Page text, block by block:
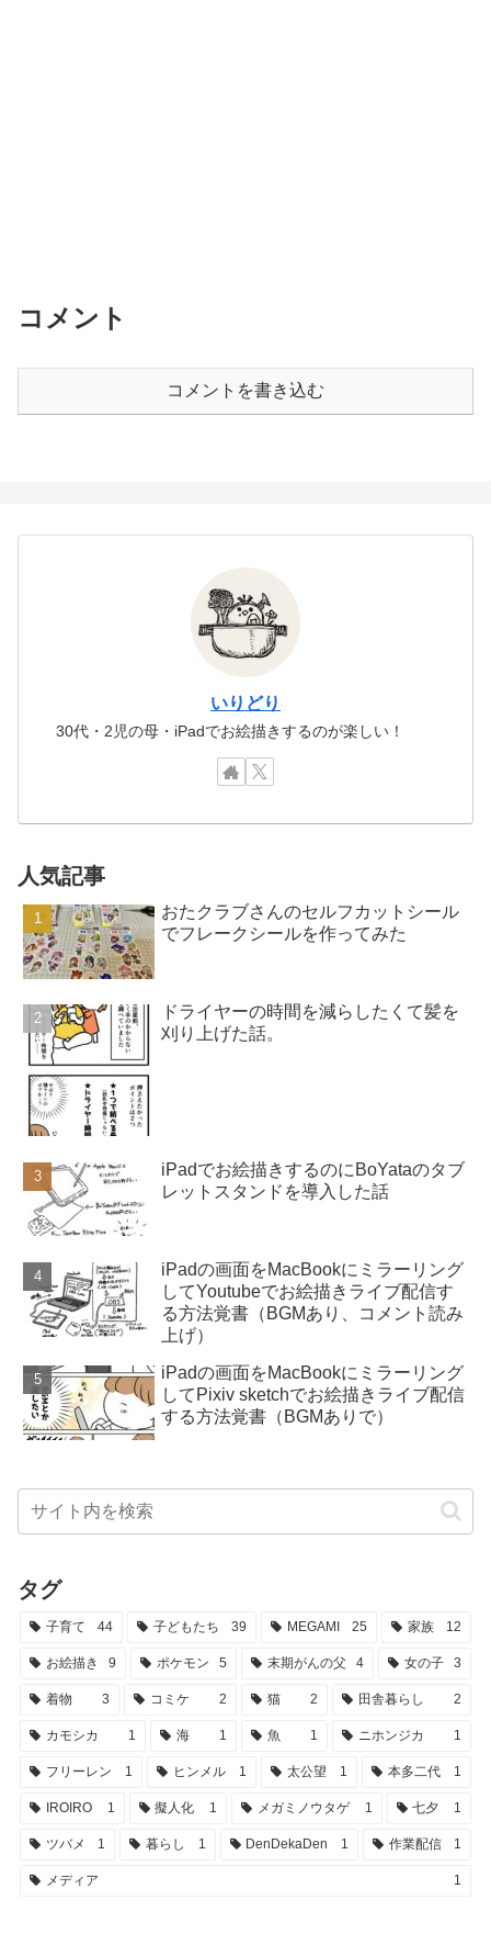
コメント
コメントを書き込む
いりどり
30代・2児の母・iPadでお絵描きするのが楽しい！
人気記事
おたクラブさんのセルフカットシール
でフレークシールを作ってみた
ドライヤーの時間を減らしたくて髪を
刈り上げた話。
iPadでお絵描きするのにBoYataのタブ
レットスタンドを導入した話
iPadの画面をMacBookにミラーリング
してYoutubeでお絵描きライブ配信す
る方法覚書（BGMあり、コメント読み
上げ）
iPadの画面をMacBookにミラーリング
してPixiv sketchでお絵描きライブ配信
する方法覚書（BGMありで）
タグ
子育て 44 子どもたち 39 MEGAMI 25 家族 12
お絵描き 9 ポケモン 5 末期がんの父 4 女の子 3
着物 3 コミケ 2 猫 2 田舎暮らし 2
カモシカ 1 海 1 魚 1 ニホンジカ 1
フリーレン 1 ヒンメル 1 太公望 1 本多二代 1
IROIRO 1 擬人化 1 メガミノウタゲ 1 七夕 1
ツバメ 1 暮らし 1 DenDekaDen 1 作業配信 1
メディア 1